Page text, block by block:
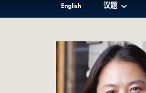
English 议题